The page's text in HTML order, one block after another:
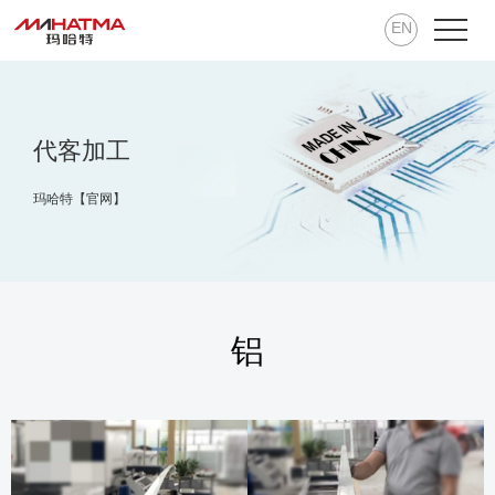
EN
代客加工
玛哈特【官网】
铝